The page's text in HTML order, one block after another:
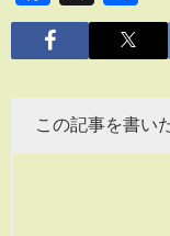
この記事を書い